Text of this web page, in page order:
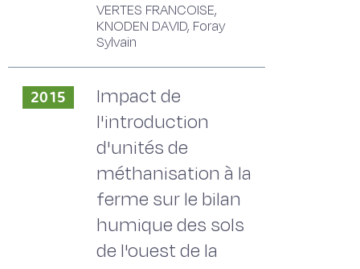
VERTES FRANCOISE,
KNODEN DAVID, Foray
Sylvain
2015
Impact de
l'introduction
d'unités de
méthanisation à la
ferme sur le bilan
humique des sols
de l'ouest de la